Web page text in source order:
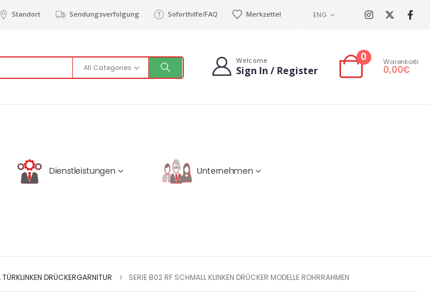
Standort Sendungsverfolgung Soforthilfe/FAQ Merkzettel ENG
All Categories
Welcome
Sign In / Register
0 Warenkorb
0,00€
Dienstleistungen Unternehmen
DRÜCKERGARNITUR SERIE B02 RF SCHMALL KLINKEN DRÜCKER MODELLE ROHRRAHMEN